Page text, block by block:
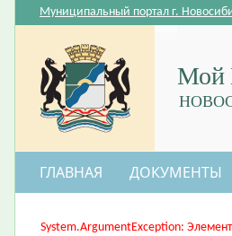
Мой
Муниципальный портал г.
ГЛАВНАЯ ДОКУМЕНТЫ
System.ArgumentException: